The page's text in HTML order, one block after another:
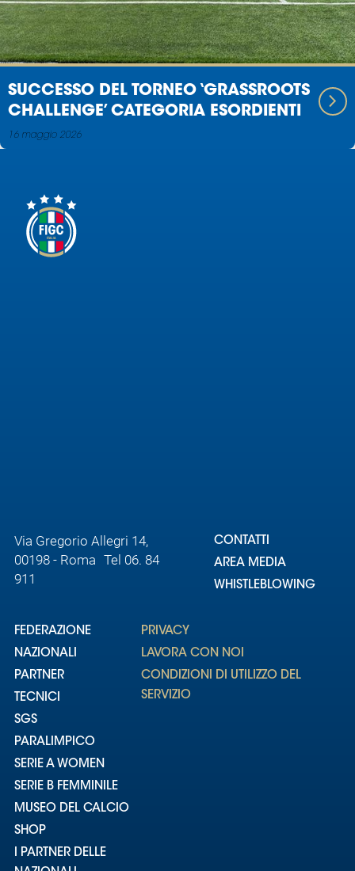
SUCCESSO DEL TORNEO ‘GRASSROOTS
CHALLENGE’ CATEGORIA ESORDIENTI
16 maggio 2026
Via Gregorio Allegri 14,
00198 - Roma Tel 06. 84
911
CONTATTI
AREA MEDIA
WHISTLEBLOWING
FEDERAZIONE
NAZIONALI
PARTNER
TECNICI
SGS
PARALIMPICO
SERIE A WOMEN
SERIE B FEMMINILE
MUSEO DEL CALCIO
SHOP
I PARTNER DELLE
PRIVACY
LAVORA CON NOI
CONDIZIONI DI UTILIZZO DEL
SERVIZIO